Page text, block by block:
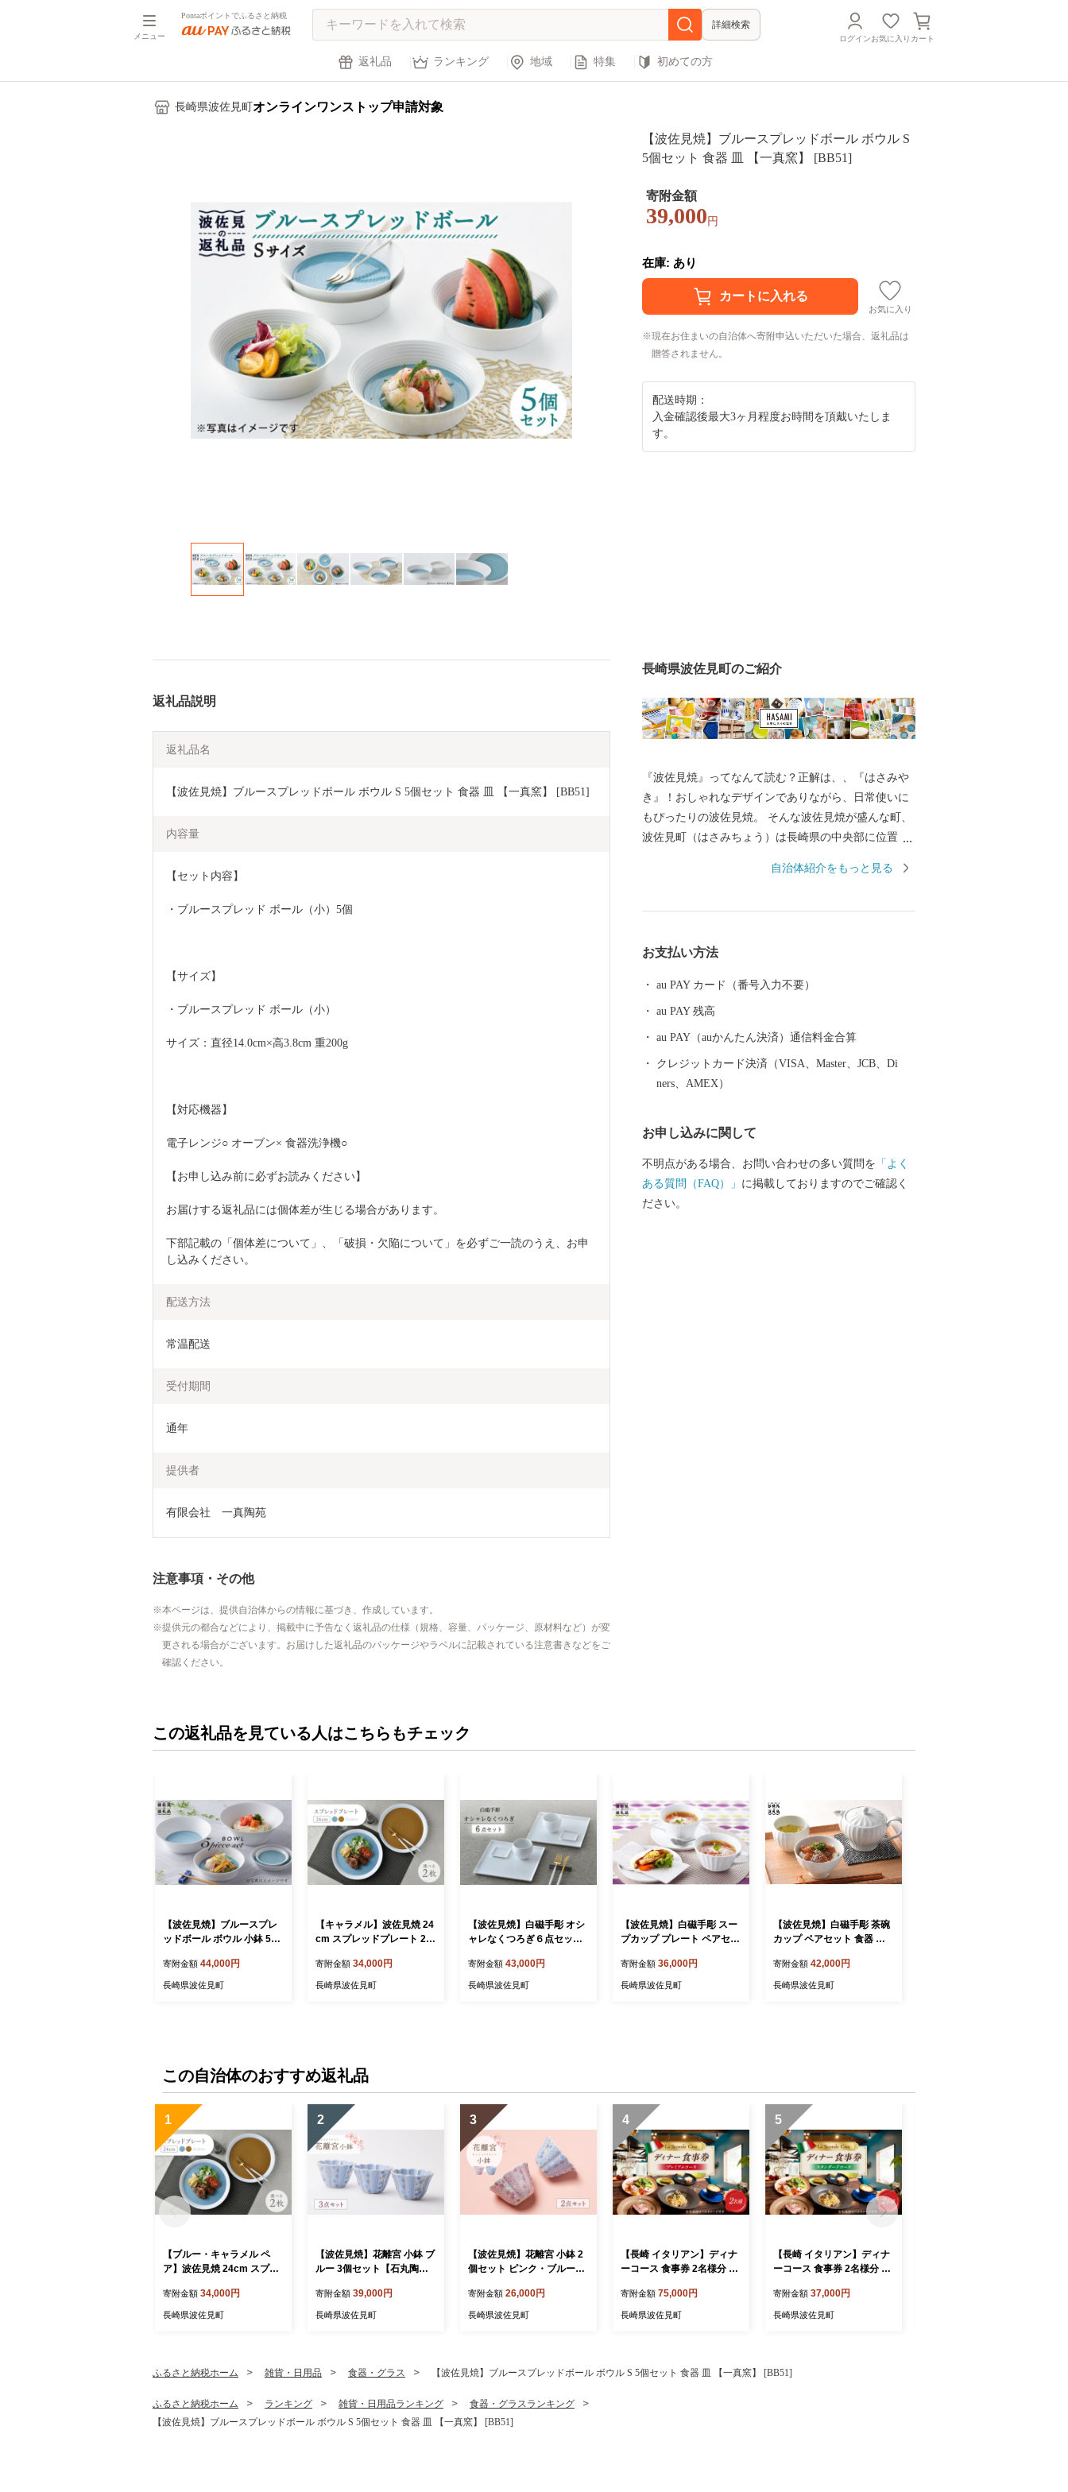
メニュー
Pontaポイントでふるさと納税
詳細検索
ログインお気に入り カート
返礼品 ランキング 地域 特集 初めての方
長崎県波佐見町 オンラインワンストップ申請対象
【波佐見焼】ブルースプレッドボール ボウル S
5個セット 食器 皿 【一真窯】 [BB51]
寄附金額
39,000 円
在庫: あり
お気に入り
現在お住まいの自治体へ寄附申込いただいた場合、返礼品は
贈答されません。
配送時期：
入金確認後最大3ヶ月程度お時間を頂戴いたしま
す。
返礼品説明
返礼品名
【波佐見焼】ブルースプレッドボール ボウル S 5個セット 食器 皿 【一真窯】 [BB51]
内容量
【セット内容】
・ブルースプレッド ボール（小）5個
【サイズ】
・ブルースプレッド ボール（小）
サイズ：直径14.0cm×高3.8cm 重200g
【対応機器】
電子レンジ○ オーブン× 食器洗浄機○
【お申し込み前に必ずお読みください】
お届けする返礼品には個体差が生じる場合があります。
下部記載の「個体差について」、「破損・欠陥について」を必ずご一読のうえ、お申
し込みください。
配送方法
常温配送
受付期間
通年
提供者
有限会社　一真陶苑
注意事項・その他
本ページは、提供自治体からの情報に基づき、作成しています。
提供元の都合などにより、掲載中に予告なく返礼品の仕様（規格、容量、パッケージ、原材料など）が変
更される場合がございます。お届けした返礼品のパッケージやラベルに記載されている注意書きなどをご
確認ください。
長崎県波佐見町のご紹介
『波佐見焼』ってなんて読む？正解は、、『はさみや
き』！おしゃれなデザインでありながら、日常使いに
もぴったりの波佐見焼。 そんな波佐見焼が盛んな町、
波佐見町（はさみちょう）は長崎県の中央部に位置
田百選に選ばれた「鬼木棚田」にみられるように、豊
います。 今なお多くの窯元が集積する中尾山には世界
品であった磁器を広く普及させるとともに、食文化に
も大きな影響を与えたといわれています。 そして近年
においても、日本の食卓を彩るおしゃれで機能的な日
など、ここでは紹介しきれません。長崎へお越しの際
自治体紹介をもっと見る
お支払い方法
au PAY カード（番号入力不要）
au PAY 残高
au PAY（auかんたん決済）通信料金合算
クレジットカード決済（VISA、Master、JCB、Di
ners、AMEX）
お申し込みに関して
不明点がある場合、お問い合わせの多い質問を 「よく
ある質問（FAQ）」 に掲載しておりますのでご確認く
ださい。
この返礼品を見ている人はこちらもチェック
【波佐見焼】ブルースプレ
ッドボール ボウル 小鉢 5点
苑】 [BB40]
寄附金額 44,000円
長崎県波佐見町
【キャラメル】波佐見焼 24
cm スプレッドプレート 2枚
[BB56]
寄附金額 34,000円
長崎県波佐見町
【波佐見焼】白磁手彫 オシ
ャレなくつろぎ６点セット
寄附金額 43,000円
長崎県波佐見町
【波佐見焼】白磁手彫 スー
プカップ プレート ペアセッ
1]
寄附金額 36,000円
長崎県波佐見町
【波佐見焼】白磁手彫 茶碗
カップ ペアセット 食器 皿
寄附金額 42,000円
長崎県波佐見町
この自治体のおすすめ返礼品
1
【ブルー・キャラメル ペ
ア】波佐見焼 24cm スプレ
B55]
寄附金額 34,000円
長崎県波佐見町
2
【波佐見焼】花離宮 小鉢 ブ
ルー 3個セット【石丸陶
寄附金額 39,000円
長崎県波佐見町
3
【波佐見焼】花離宮 小鉢 2
個セット ピンク・ブルー
寄附金額 26,000円
長崎県波佐見町
4
【長崎 イタリアン】ディナ
ーコース 食事券 2名様分 プ
da Casa】 [IG16]
寄附金額 75,000円
長崎県波佐見町
5
【長崎 イタリアン】ディナ
ーコース 食事券 2名様分 ス
onda Casa】 [IG15]
寄附金額 37,000円
長崎県波佐見町
ふるさと納税ホーム 雑貨・日用品 食器・グラス 【波佐見焼】ブルースプレッドボール ボウル S 5個セット 食器 皿 【一真窯】 [BB51]
ふるさと納税ホーム ランキング 雑貨・日用品ランキング
食器・グラスランキング
【波佐見焼】ブルースプレッドボール ボウル S 5個セット 食器 皿 【一真窯】 [BB51]